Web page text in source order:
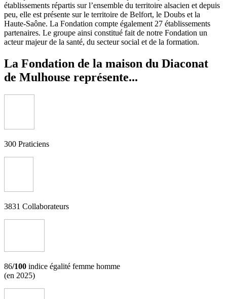
établissements répartis sur l’ensemble du territoire alsacien et depuis
peu, elle est présente sur le territoire de Belfort, le Doubs et la
Haute-Saône. La Fondation compte également 27 établissements
partenaires. Le groupe ainsi constitué fait de notre Fondation un
acteur majeur de la santé, du secteur social et de la formation.
La Fondation de la maison du Diaconat
de Mulhouse représente...
300 Praticiens
3831 Collaborateurs
86/100 indice égalité femme homme
(en 2025)